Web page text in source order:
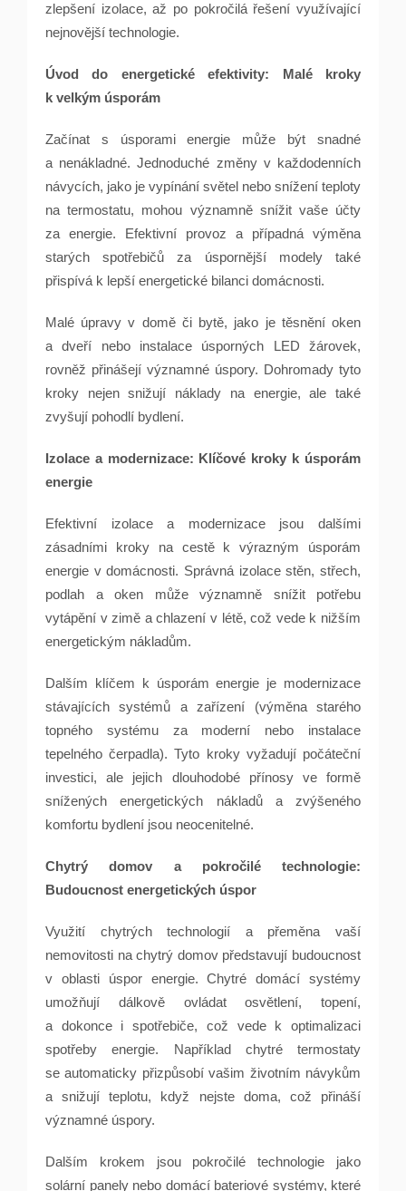
zlepšení izolace, až po pokročilá řešení využívající
nejnovější technologie.
Úvod do energetické efektivity: Malé kroky
k velkým úsporám
Začínat s úsporami energie může být snadné
a nenákladné. Jednoduché změny v každodenních
návycích, jako je vypínání světel nebo snížení teploty
na termostatu, mohou významně snížit vaše účty
za energie. Efektivní provoz a případná výměna
starých spotřebičů za úspornější modely také
přispívá k lepší energetické bilanci domácnosti.
Malé úpravy v domě či bytě, jako je těsnění oken
a dveří nebo instalace úsporných LED žárovek,
rovněž přinášejí významné úspory. Dohromady tyto
kroky nejen snižují náklady na energie, ale také
zvyšují pohodlí bydlení.
Izolace a modernizace: Klíčové kroky k úsporám
energie
Efektivní izolace a modernizace jsou dalšími
zásadními kroky na cestě k výrazným úsporám
energie v domácnosti. Správná izolace stěn, střech,
podlah a oken může významně snížit potřebu
vytápění v zimě a chlazení v létě, což vede k nižším
energetickým nákladům.
Dalším klíčem k úsporám energie je modernizace
stávajících systémů a zařízení (výměna starého
topného systému za moderní nebo instalace
tepelného čerpadla). Tyto kroky vyžadují počáteční
investici, ale jejich dlouhodobé přínosy ve formě
snížených energetických nákladů a zvýšeného
komfortu bydlení jsou neocenitelné.
Chytrý domov a pokročilé technologie:
Budoucnost energetických úspor
Využití chytrých technologií a přeměna vaší
nemovitosti na chytrý domov představují budoucnost
v oblasti úspor energie. Chytré domácí systémy
umožňují dálkově ovládat osvětlení, topení,
a dokonce i spotřebiče, což vede k optimalizaci
spotřeby energie. Například chytré termostaty
se automaticky přizpůsobí vašim životním návykům
a snižují teplotu, když nejste doma, což přináší
významné úspory.
Dalším krokem jsou pokročilé technologie jako
solární panely nebo domácí bateriové systémy, které